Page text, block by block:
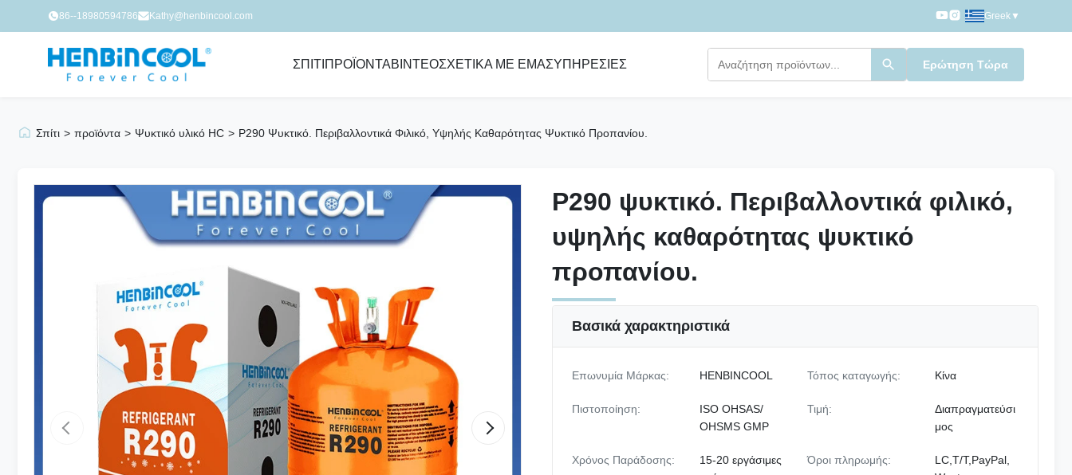
86--18980594786 Kathy@henbincool.com Greek▼
ΣΠΊΤΙ ΠΡΟΪΌΝΤΑΒΊΝΤΕΟΣΧΕΤΙΚΆ ΜΕ ΕΜΆΣΥΠΗΡΕΣΊΕΣ Ερώτηση Τώρα
Σπίτι > προϊόντα > Ψυκτικό υλικό HC > Ρ290 Ψυκτικό. Περιβαλλοντικά Φιλικό, Υψηλής Καθαρότητας Ψυκτικό Προπανίου.
Ρ290 ψυκτικό. Περιβαλλοντικά φιλικό,
υψηλής καθαρότητας ψυκτικό
προπανίου.
Ρ290 ψυκτικό. Περιβαλλοντικά φιλικό,
υψηλής καθαρότητας ψυκτικό
προπανίου.
Βασικά χαρακτηριστικά
Επωνυμία Μάρκας: HENBINCOOL Τόπος καταγωγής: Κίνα
Πιστοποίηση:
ISO OHSAS/
OHSMS GMP
Τιμή:
Διαπραγματεύσι
μος
Χρόνος Παράδοσης:
15-20 εργάσιμες
Όροι πληρωμής:
LC,T/T,PayPal,